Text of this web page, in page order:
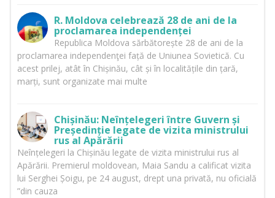
R. Moldova celebrează 28 de ani de la
proclamarea independenței
Republica Moldova sărbătorește 28 de ani de la
proclamarea independenţei față de Uniunea Sovietică. Cu
acest prilej, atât în Chișinău, cât și în localitățile din țară,
marți, sunt organizate mai multe
Chișinău: Neînțelegeri între Guvern și
Președinție legate de vizita ministrului
rus al Apărării
Neînțelegeri la Chișinău legate de vizita ministrului rus al
Apărării. Premierul moldovean, Maia Sandu a calificat vizita
lui Serghei Șoigu, pe 24 august, drept una privată, nu oficială
”din cauza